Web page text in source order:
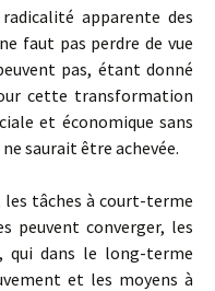
apparente des
faut pas perdre de vue
pas, étant donné
cette transformation
et économique sans
saurait être achevée.
les tâches à court-terme
peuvent converger, les
qui dans le long-terme
et les moyens à